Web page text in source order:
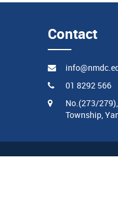
Contact
01 8292 566
No.(273/
Township,